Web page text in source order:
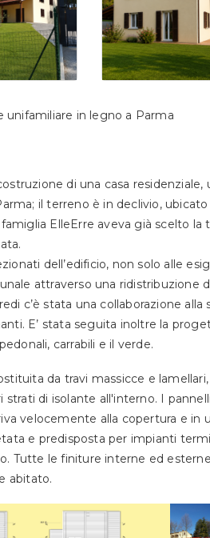
unifamiliare in legno a Parma
di una casa
il terreno è in declivio,
ElleErre aveva già scelto la
dell’edificio, non solo alle
attraverso una ridistribuzione
c’è stata una collaborazione
E’ stata seguita inoltre la
carrabili e il verde.
da travi massicce e
di isolante all'interno. I
velocemente alla copertura e
e predisposta per impianti
Tutte le finiture interne ed
abitato.